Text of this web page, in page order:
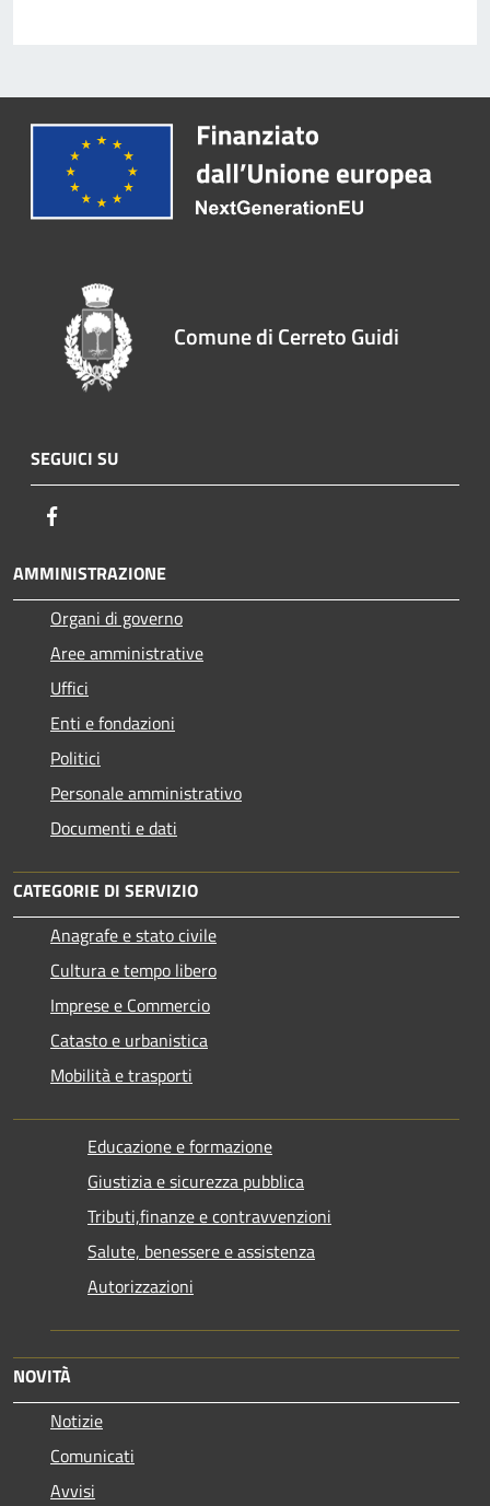
Comune di Cerreto Guidi
SEGUICI SU
AMMINISTRAZIONE
Organi di governo
Aree amministrative
Uffici
Enti e fondazioni
Politici
Personale amministrativo
Documenti e dati
CATEGORIE DI SERVIZIO
Anagrafe e stato civile
Cultura e tempo libero
Imprese e Commercio
Catasto e urbanistica
Mobilità e trasporti
Educazione e formazione
Giustizia e sicurezza pubblica
Tributi,finanze e contravvenzioni
Salute, benessere e assistenza
Autorizzazioni
NOVITÀ
Notizie
Comunicati
Avvisi